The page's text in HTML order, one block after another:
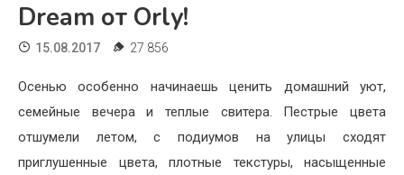
Жизнь
Хобби
Красота
Недвижимость
Dream от Orly!
15.08.2017 27 856
Осенью особенно начинаешь ценить домашний уют,
семейные вечера и теплые свитера. Пестрые цвета
отшумели летом, с подиумов на улицы сходят
приглушенные цвета, плотные текстуры, насыщенные